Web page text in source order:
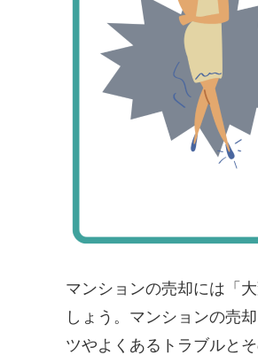
マンションの売却には「
しょう。マンションの売
ツやよくあるトラブルと